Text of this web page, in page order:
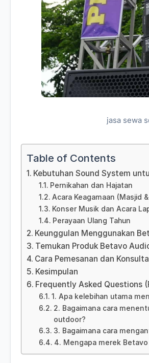
jasa sewa
Table of Contents
Kebutuhan Sound System
Pernikahan dan Hajatan
Acara Keagamaan (Masjid
Konser Musik dan Acara
Perayaan Ulang Tahun
Keunggulan Menggunakan
Temukan Produk Betavo
Cara Pemesanan dan
Kesimpulan
Frequently Asked Questions
1. Apa kelebihan utama
2. Bagaimana cara
outdoor?
3. Bagaimana cara
4. Mengapa merek